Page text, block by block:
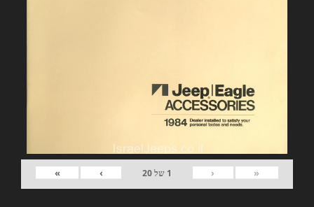
«
‹
1 של20
›
»